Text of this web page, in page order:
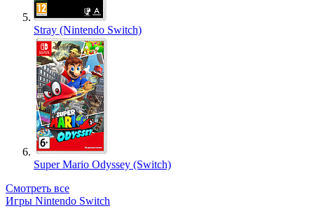
Stray (Nintendo Switch)
Super Mario Odyssey (Switch)
Смотреть все
Игры Nintendo Switch